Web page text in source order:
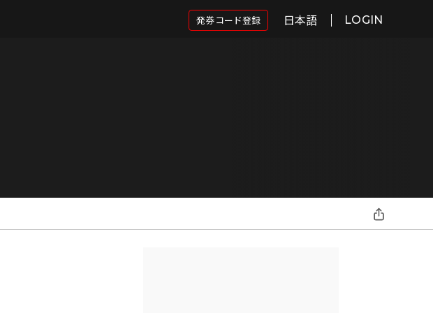
発券コード登録 日本語 LOGIN